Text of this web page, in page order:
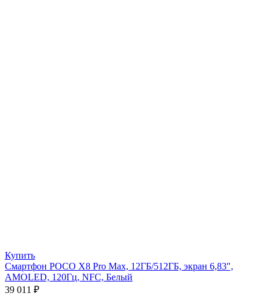
Купить
Смартфон POCO X8 Pro Max, 12ГБ/512ГБ, экран 6,83″,
AMOLED, 120Гц, NFC, Белый
39 011 ₽